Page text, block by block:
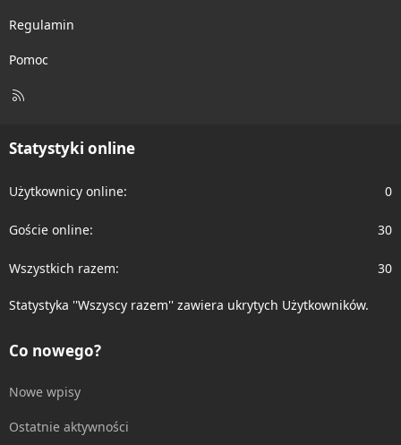
Regulamin
Pomoc
R
Statystyki online
Użytkownicy online 0
Goście online 30
Wszystkich razem 30
Statystyka ''Wszyscy razem'' zawiera ukrytych Użytkowników.
Co nowego?
Nowe wpisy
Ostatnie aktywności